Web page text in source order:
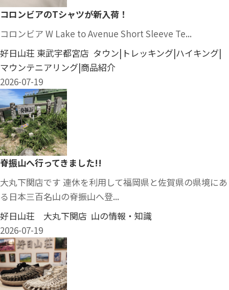
コロンビアのTシャツが新入荷！
コロンビア W Lake to Avenue Short Sleeve Te...
好日山荘 東武宇都宮店 タウン|トレッキング|ハイキング|
マウンテニアリング|商品紹介
2026-07-19
脊振山へ行ってきました!!
大丸下関店です 連休を利用して福岡県と佐賀県の県境にあ
る日本三百名山の脊振山へ登...
好日山荘 大丸下関店 山の情報・知識
2026-07-19